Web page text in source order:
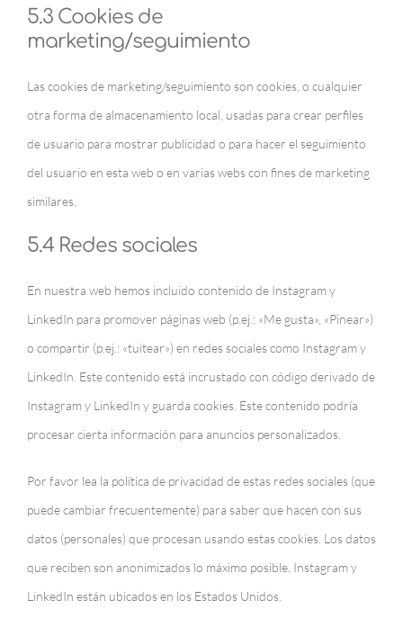
5.3 Cookies de
marketing/seguimiento
Las cookies de marketing/seguimiento son cookies, o cualquier
otra forma de almacenamiento local, usadas para crear perfiles
de usuario para mostrar publicidad o para hacer el seguimiento
del usuario en esta web o en varias webs con fines de marketing
similares.
5.4 Redes sociales
En nuestra web hemos incluido contenido de Instagram y
LinkedIn para promover páginas web (p.ej.: «Me gusta», «Pinear»)
o compartir (p.ej.: «tuitear») en redes sociales como Instagram y
LinkedIn. Este contenido está incrustado con código derivado de
Instagram y LinkedIn y guarda cookies. Este contenido podría
procesar cierta información para anuncios personalizados.
Por favor lea la política de privacidad de estas redes sociales (que
puede cambiar frecuentemente) para saber que hacen con sus
datos (personales) que procesan usando estas cookies. Los datos
que reciben son anonimizados lo máximo posible. Instagram y
LinkedIn están ubicados en los Estados Unidos.